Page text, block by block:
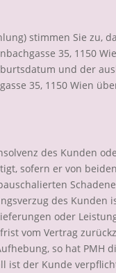
stimmen Sie zu,
35, 1150
und der
35, 1150 Wien
des Kunden
sofern er von
des Kunden
oder
vom Vertrag
so hat PMH
der Kunde